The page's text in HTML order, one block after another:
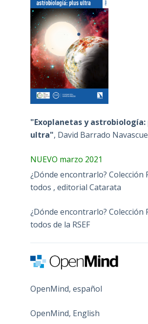
"Exoplanetas y astrobiología:
ultra", David Barrado
NUEVO marzo 2021
¿Dónde encontrarlo? Colección
todos , editorial Catarata
¿Dónde encontrarlo? Colección
todos de la RSEF
OpenMind, español
OpenMind, English